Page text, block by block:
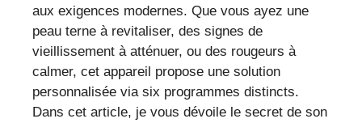
aux exigences modernes. Que vous ayez une
peau terne à revitaliser, des signes de
vieillissement à atténuer, ou des rougeurs à
calmer, cet appareil propose une solution
personnalisée via six programmes distincts.
Dans cet article, je vous dévoile le secret de son